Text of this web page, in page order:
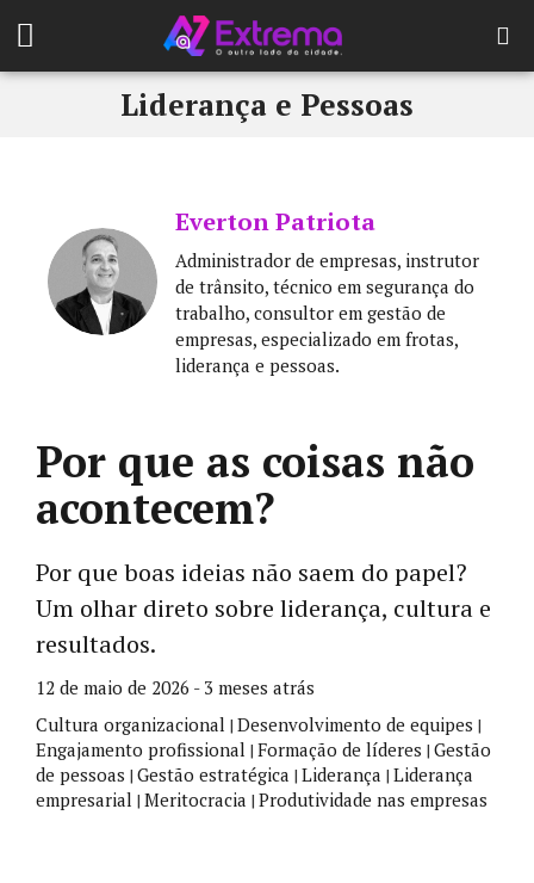
Liderança e Pessoas
Everton Patriota
Administrador de empresas, instrutor
de trânsito, técnico em segurança do
trabalho, consultor em gestão de
empresas, especializado em frotas,
liderança e pessoas.
Por que as coisas não
acontecem?
Por que boas ideias não saem do papel?
Um olhar direto sobre liderança, cultura e
resultados.
12 de maio de 2026 - 3 meses atrás
Cultura organizacional | Desenvolvimento de equipes |
Engajamento profissional | Formação de líderes | Gestão
de pessoas | Gestão estratégica | Liderança | Liderança
empresarial | Meritocracia | Produtividade nas empresas